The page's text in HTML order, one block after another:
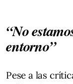
“No
entorno”
Pese a las